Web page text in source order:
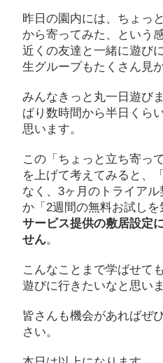
昨日の園内には、ちょっ
から寄ってみた、という
近くの友達と一緒に遊び
生グループもたくさん見
みんなきっと丸一日遊び
ぱり数時間から半日くら
思います。
この「ちょっと立ち寄っ
を上げて考えてみると、
なく、3ヶ月のトライア
か「2週間の無料お試し
サービス提供の敷居設定
せん。
こんなことまで学ばせて
遊びに行きたいなと思いま
皆さんも機会があればぜ
さい。